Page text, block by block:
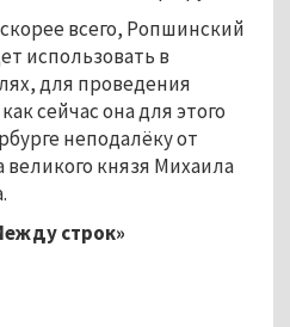
всего, Ропшинский
использовать в
для проведения
сейчас она для этого
неподалёку от
князя Михаила
строк»